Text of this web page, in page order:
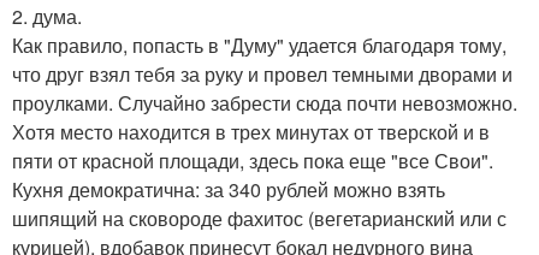
2. дума.
Как правило, попасть в "Думу" удается благодаря тому,
что друг взял тебя за руку и провел темными дворами и
проулками. Случайно забрести сюда почти невозможно.
Хотя место находится в трех минутах от тверской и в
пяти от красной площади, здесь пока еще "все Свои".
Кухня демократична: за 340 рублей можно взять
шипящий на сковороде фахитос (вегетарианский или с
курицей), вдобавок принесут бокал недурного вина